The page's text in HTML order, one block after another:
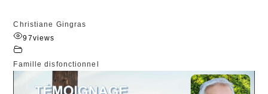
Christiane Gingras
97views
Famille disfonctionnel